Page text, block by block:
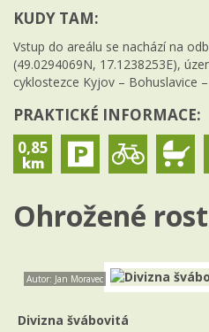
KUDY TAM:
Vstup do areálu se nachází na
(49.0294069N, 17.1238253E),
cyklostezce Kyjov – Bohuslavice
PRAKTICKÉ INFORMACE:
0,85
Ohrožené
Autor: Jan Moravec
Divizna švábovitá